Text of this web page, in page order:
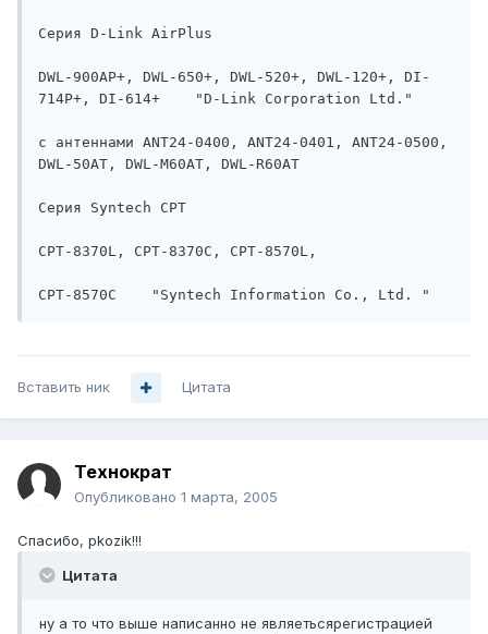
Серия D-Link AirPlus
DWL-900AP+, DWL-650+, DWL-520+, DWL-120+, DI-
714P+, DI-614+    "D-Link Corporation Ltd."
с антеннами ANT24-0400, ANT24-0401, ANT24-0500,
DWL-50AT, DWL-M60AT, DWL-R60AT
Серия Syntech СРТ
CРТ-8370L, CРТ-8370С, CРТ-8570L,
CРТ-8570С    "Syntech Information Co., Ltd. "
Вставить ник Цитата
Технократ
Опубликовано 1 марта, 2005
Спасибо, pkozik!!!
Цитата
ну а то что выше написанно не являетьсярегистрацией